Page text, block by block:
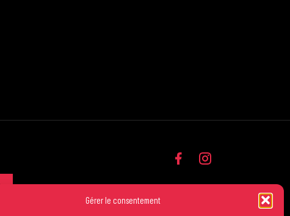
Gérer le consentement